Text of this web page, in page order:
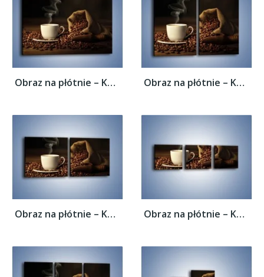
Obraz na płótnie – Kawa z wirującym dymem... Obraz na płótnie – Kawa z wirującym dymem...
Obraz na płótnie – Kawa z wirującym dymem... Obraz na płótnie – Kawa z wirującym dymem...